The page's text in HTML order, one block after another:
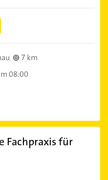
7 km
08:00
Fachpraxis für